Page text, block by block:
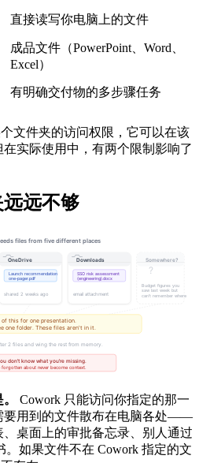
直接读写你电脑上的文件
成品文件（PowerPoint、Word、
Excel）
有明确交付物的多步骤任务
文件夹的访问权限，它可以在该
实际使用中，有两个限制影响了
远不够
Cowork 只能访问你指定的那一
要用到的文件散布在电脑各处——
桌面上的审批备忘录、别人通过
。如果文件不在 Cowork 指定的文